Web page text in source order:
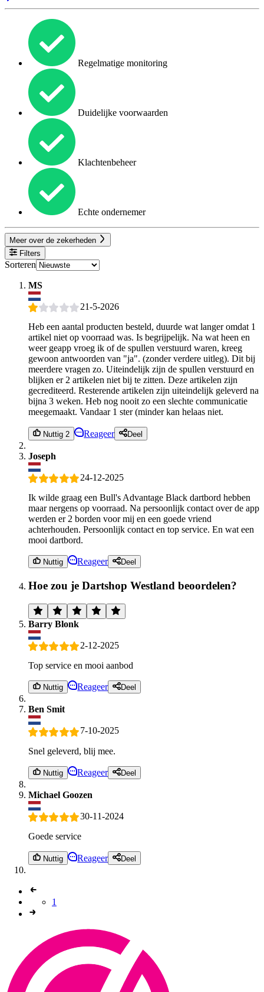
Regelmatige monitoring
Duidelijke voorwaarden
Klachtenbeheer
Echte ondernemer
Meer over de zekerheden
Filters
Sorteren
MS
21-5-2026
Heb een aantal producten besteld, duurde wat langer omdat 1
artikel niet op voorraad was. Is begrijpelijk. Na wat heen en
weer geapp vroeg ik of de spullen verstuurd waren, kreeg
gewoon antwoorden van "ja". (zonder verdere uitleg). Dit bij
meerdere vragen zo. Uiteindelijk zijn de spullen verstuurd en
blijken er 2 artikelen niet bij te zitten. Deze artikelen zijn
gecrediteerd. Resterende artikelen zijn uiteindelijk geleverd na
bijna 3 weken. Heb nog nooit zo een slechte communicatie
meegemaakt. Vandaar 1 ster (minder kan helaas niet.
Nuttig 2 Reageer Deel
Joseph
24-12-2025
Ik wilde graag een Bull's Advantage Black dartbord hebben
maar nergens op voorraad. Na persoonlijk contact over de app
werden er 2 borden voor mij en een goede vriend
achterhouden. Persoonlijk contact en top service. En wat een
mooi dartbord.
Nuttig Reageer Deel
Hoe zou je Dartshop Westland beoordelen?
Barry Blonk
2-12-2025
Top service en mooi aanbod
Nuttig Reageer Deel
Ben Smit
7-10-2025
Snel geleverd, blij mee.
Nuttig Reageer Deel
Michael Goozen
30-11-2024
Goede service
Nuttig Reageer Deel
1